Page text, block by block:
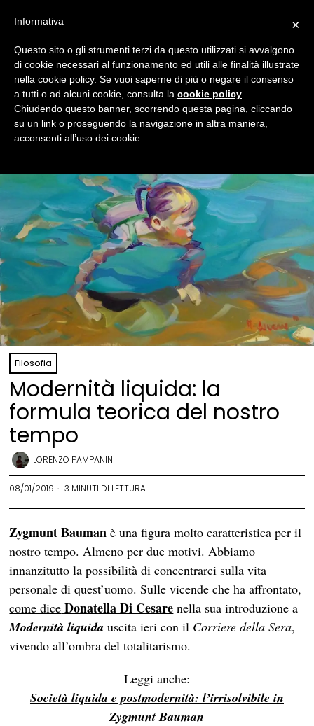
Filosofia
Modernità liquida: la
formula teorica del nostro
tempo
LORENZO PAMPANINI
08/01/2019 3 MINUTI DI LETTURA
Zygmunt Bauman è una figura molto caratteristica per il
nostro tempo. Almeno per due motivi. Abbiamo
innanzitutto la possibilità di concentrarci sulla vita
personale di quest’uomo. Sulle vicende che ha affrontato,
come dice Donatella Di Cesare nella sua introduzione a
Modernità liquida uscita ieri con il Corriere della Sera,
vivendo all’ombra del totalitarismo.
Leggi anche:
Società liquida e postmodernità: l’irrisolvibile in
Zygmunt Bauman
×
Informativa
Questo sito o gli strumenti terzi da questo utilizzati si avvalgono
di cookie necessari al funzionamento ed utili alle finalità illustrate
nella cookie policy. Se vuoi saperne di più o negare il consenso
a tutti o ad alcuni cookie, consulta la cookie policy
Chiudendo questo banner, scorrendo questa pagina, cliccando
su un link o proseguendo la navigazione in altra maniera,
acconsenti all’uso dei cookie.